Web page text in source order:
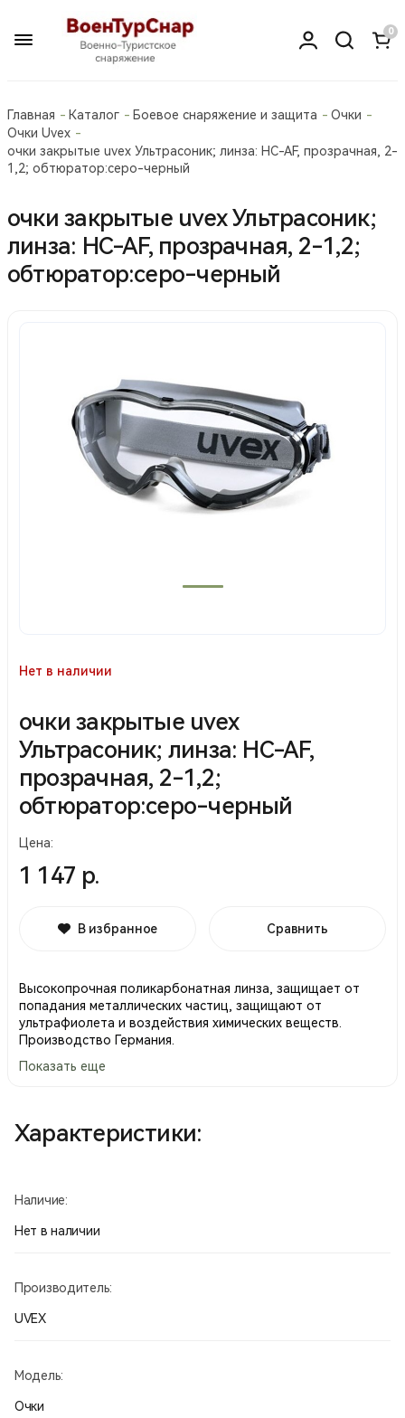
0
Главная Каталог Боевое снаряжение и защита
Очки
Очки Uvex
очки закрытые uvex Ультрасоник; линза: HC-AF, прозрачная, 2-
1,2; обтюратор:серо-черный
очки закрытые uvex Ультрасоник;
линза: HC-AF, прозрачная, 2-1,2;
обтюратор:серо-черный
Нет в наличии
очки закрытые uvex
Ультрасоник; линза: HC-AF,
прозрачная, 2-1,2;
обтюратор:серо-черный
Цена:
1 147 р.
В избранное Сравнить
Высокопрочная поликарбонатная линза, защищает от
попадания металлических частиц, защищают от
ультрафиолета и воздействия химических веществ.
Производство Германия.
Показать еще
Характеристики:
Наличие:
Нет в наличии
Производитель:
UVEX
Модель:
Очки